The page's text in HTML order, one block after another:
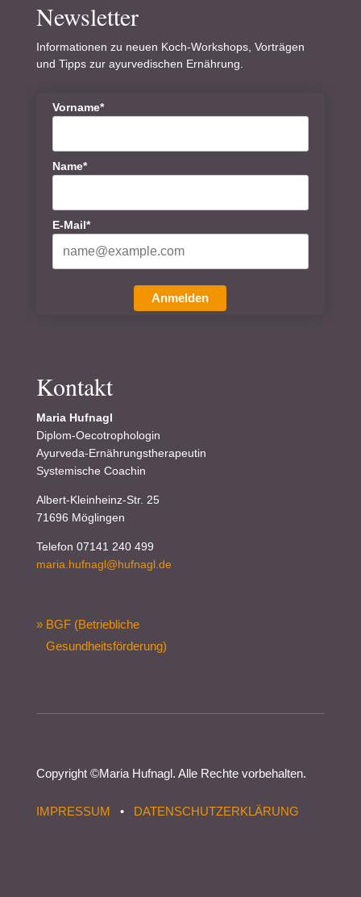
Newsletter
Informationen zu neuen Koch-Workshops, Vorträgen
und Tipps zur ayurvedischen Ernährung.
Vorname*
Name*
E-Mail*
Anmelden
Kontakt
Maria Hufnagl
Diplom-Oecotrophologin
Ayurveda-Ernährungstherapeutin
Systemische Coachin
Albert-Kleinheinz-Str. 25
71696 Möglingen
Telefon 07141 240 499
maria.hufnagl@hufnagl.de
» BGF (Betriebliche
Gesundheitsförderung)
Copyright ©Maria Hufnagl. Alle Rechte vorbehalten.
IMPRESSUM • DATENSCHUTZERKLÄRUNG